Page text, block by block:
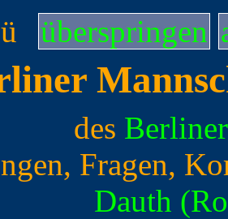
überspringen
des
Fragen,
Dauth